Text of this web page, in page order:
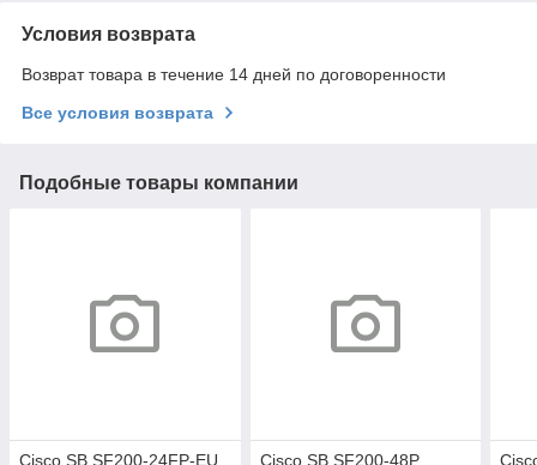
Условия возврата
Возврат товара в течение 14 дней по договоренности
Все условия возврата
Подобные товары компании
Cisco SB SF200-24FP-EU
Cisco SB SF200-48P